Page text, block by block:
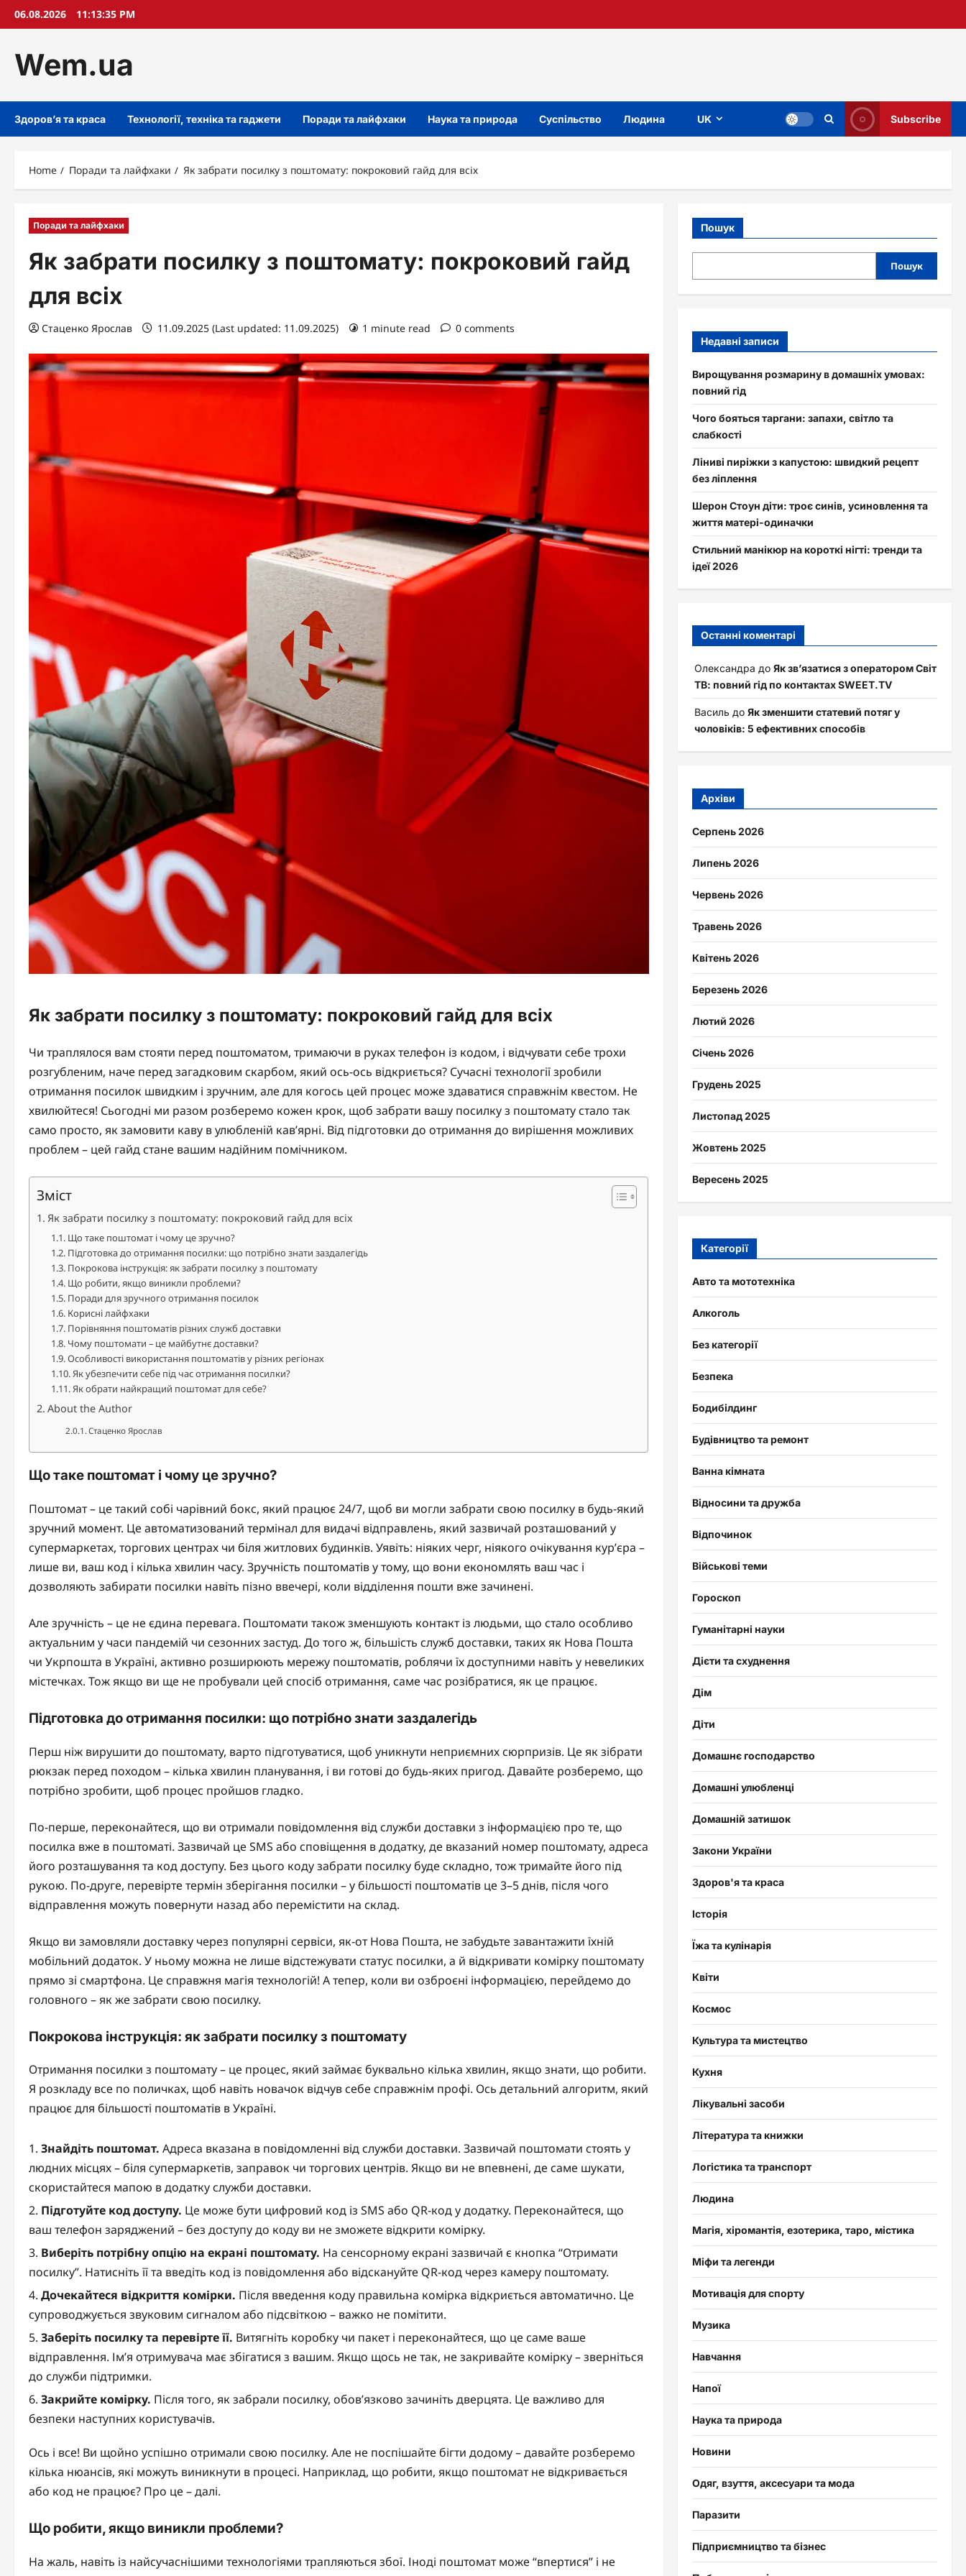
Skip06.08.2026 11:13:36 PM
Wem.ua
Здоров’я та краса Технології, техніка та гаджети Поради та лайфхаки Наука та природа Суспільство Людина UK Subscribe
Home Поради та лайфхаки Як забрати посилку з поштомату: покроковий гайд для всіх
Поради та лайфхаки
Як забрати посилку з поштомату: покроковий гайд
для всіх
Стаценко Ярослав 11.09.2025 (Last updated: 11.09.2025) 1 minute read 0 comments
Як забрати посилку з поштомату: покроковий гайд для всіх
Чи траплялося вам стояти перед поштоматом, тримаючи в руках телефон із кодом, і відчувати себе трохи
розгубленим, наче перед загадковим скарбом, який ось-ось відкриється? Сучасні технології зробили
отримання посилок швидким і зручним, але для когось цей процес може здаватися справжнім квестом. Не
хвилюйтеся! Сьогодні ми разом розберемо кожен крок, щоб забрати вашу посилку з поштомату стало так
само просто, як замовити каву в улюбленій кав’ярні. Від підготовки до отримання до вирішення можливих
проблем – цей гайд стане вашим надійним помічником.
Зміст
Як забрати посилку з поштомату: покроковий гайд для всіх
Що таке поштомат і чому це зручно?
Підготовка до отримання посилки: що потрібно знати заздалегідь
Покрокова інструкція: як забрати посилку з поштомату
Що робити, якщо виникли проблеми?
Поради для зручного отримання посилок
Корисні лайфхаки
Порівняння поштоматів різних служб доставки
Чому поштомати – це майбутнє доставки?
Особливості використання поштоматів у різних регіонах
Як убезпечити себе під час отримання посилки?
Як обрати найкращий поштомат для себе?
About the Author
Стаценко Ярослав
Що таке поштомат і чому це зручно?
Поштомат – це такий собі чарівний бокс, який працює 24/7, щоб ви могли забрати свою посилку в будь-який
зручний момент. Це автоматизований термінал для видачі відправлень, який зазвичай розташований у
супермаркетах, торгових центрах чи біля житлових будинків. Уявіть: ніяких черг, ніякого очікування кур’єра –
лише ви, ваш код і кілька хвилин часу. Зручність поштоматів у тому, що вони економлять ваш час і
дозволяють забирати посилки навіть пізно ввечері, коли відділення пошти вже зачинені.
Але зручність – це не єдина перевага. Поштомати також зменшують контакт із людьми, що стало особливо
актуальним у часи пандемій чи сезонних застуд. До того ж, більшість служб доставки, таких як Нова Пошта
чи Укрпошта в Україні, активно розширюють мережу поштоматів, роблячи їх доступними навіть у невеликих
містечках. Тож якщо ви ще не пробували цей спосіб отримання, саме час розібратися, як це працює.
Підготовка до отримання посилки: що потрібно знати заздалегідь
Перш ніж вирушити до поштомату, варто підготуватися, щоб уникнути неприємних сюрпризів. Це як зібрати
рюкзак перед походом – кілька хвилин планування, і ви готові до будь-яких пригод. Давайте розберемо, що
потрібно зробити, щоб процес пройшов гладко.
По-перше, переконайтеся, що ви отримали повідомлення від служби доставки з інформацією про те, що
посилка вже в поштоматі. Зазвичай це SMS або сповіщення в додатку, де вказаний номер поштомату, адреса
його розташування та код доступу. Без цього коду забрати посилку буде складно, тож тримайте його під
рукою. По-друге, перевірте термін зберігання посилки – у більшості поштоматів це 3–5 днів, після чого
відправлення можуть повернути назад або перемістити на склад.
Якщо ви замовляли доставку через популярні сервіси, як-от Нова Пошта, не забудьте завантажити їхній
мобільний додаток. У ньому можна не лише відстежувати статус посилки, а й відкривати комірку поштомату
прямо зі смартфона. Це справжня магія технологій! А тепер, коли ви озброєні інформацією, перейдемо до
головного – як же забрати свою посилку.
Покрокова інструкція: як забрати посилку з поштомату
Отримання посилки з поштомату – це процес, який займає буквально кілька хвилин, якщо знати, що робити.
Я розкладу все по поличках, щоб навіть новачок відчув себе справжнім профі. Ось детальний алгоритм, який
працює для більшості поштоматів в Україні.
Знайдіть поштомат. Адреса вказана в повідомленні від служби доставки. Зазвичай поштомати стоять у
людних місцях – біля супермаркетів, заправок чи торгових центрів. Якщо ви не впевнені, де саме шукати,
скористайтеся мапою в додатку служби доставки.
Підготуйте код доступу. Це може бути цифровий код із SMS або QR-код у додатку. Переконайтеся, що
ваш телефон заряджений – без доступу до коду ви не зможете відкрити комірку.
Виберіть потрібну опцію на екрані поштомату. На сенсорному екрані зазвичай є кнопка “Отримати
посилку”. Натисніть її та введіть код із повідомлення або відскануйте QR-код через камеру поштомату.
Дочекайтеся відкриття комірки. Після введення коду правильна комірка відкриється автоматично. Це
супроводжується звуковим сигналом або підсвіткою – важко не помітити.
Заберіть посилку та перевірте її. Витягніть коробку чи пакет і переконайтеся, що це саме ваше
відправлення. Ім’я отримувача має збігатися з вашим. Якщо щось не так, не закривайте комірку – зверніться
до служби підтримки.
Закрийте комірку. Після того, як забрали посилку, обов’язково зачиніть дверцята. Це важливо для
безпеки наступних користувачів.
Ось і все! Ви щойно успішно отримали свою посилку. Але не поспішайте бігти додому – давайте розберемо
кілька нюансів, які можуть виникнути в процесі. Наприклад, що робити, якщо поштомат не відкривається
або код не працює? Про це – далі.
Що робити, якщо виникли проблеми?
На жаль, навіть із найсучаснішими технологіями трапляються збої. Іноді поштомат може “впертися” і не
Пошук
Пошук
Недавні записи
Вирощування розмарину в домашніх умовах:
повний гід
Чого бояться таргани: запахи, світло та
слабкості
Ліниві пиріжки з капустою: швидкий рецепт
без ліплення
Шерон Стоун діти: троє синів, усиновлення та
життя матері-одиначки
Стильний манікюр на короткі нігті: тренди та
ідеї 2026
Останні коментарі
Олександра до Як зв’язатися з оператором Світ
ТВ: повний гід по контактах SWEET.TV
Василь до Як зменшити статевий потяг у
чоловіків: 5 ефективних способів
Архіви
Серпень 2026
Липень 2026
Червень 2026
Травень 2026
Квітень 2026
Березень 2026
Лютий 2026
Січень 2026
Грудень 2025
Листопад 2025
Жовтень 2025
Вересень 2025
Категорії
Авто та мототехніка
Алкоголь
Без категорії
Безпека
Бодибілдинг
Будівництво та ремонт
Ванна кімната
Відносини та дружба
Відпочинок
Військові теми
Гороскоп
Гуманітарні науки
Дієти та схуднення
Дім
Діти
Домашнє господарство
Домашні улюбленці
Домашній затишок
Закони України
Здоров'я та краса
Історія
Їжа та кулінарія
Квіти
Космос
Культура та мистецтво
Кухня
Лікувальні засоби
Література та книжки
Логістика та транспорт
Людина
Магія, хіромантія, езотерика, таро, містика
Міфи та легенди
Мотивація для спорту
Музика
Навчання
Напої
Наука та природа
Новини
Одяг, взуття, аксесуари та мода
Паразити
Підприємництво та бізнес